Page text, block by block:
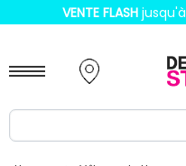
VENTE FLASH jusqu'à